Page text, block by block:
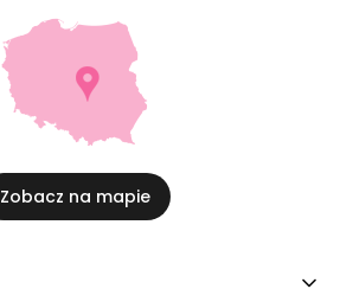
Zobacz na mapie